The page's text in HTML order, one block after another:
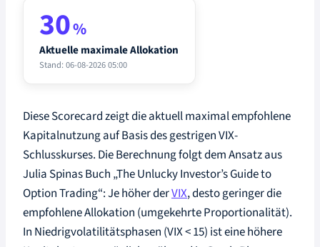
30%
Aktuelle maximale Allokation
Stand: 06-08-2026 05:00
Diese Scorecard zeigt die aktuell maximal empfohlene
Kapitalnutzung auf Basis des gestrigen VIX-
Schlusskurses. Die Berechnung folgt dem Ansatz aus
Julia Spinas Buch „The Unlucky Investor’s Guide to
Option Trading“: Je höher derVIX, desto geringer die
empfohlene Allokation (umgekehrte Proportionalität).
In Niedrigvolatilitätsphasen (VIX < 15) ist eine höhere